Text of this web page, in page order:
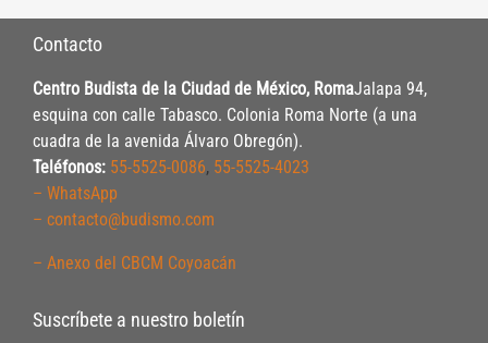
Contacto
Centro Budista de la Ciudad de México, RomaJalapa 94,
esquina con calle Tabasco. Colonia Roma Norte (a una
cuadra de la avenida Álvaro Obregón).
Teléfonos: 55-5525-0086, 55-5525-4023
– WhatsApp
– contacto@budismo.com
– Anexo del CBCM Coyoacán
Suscríbete a nuestro boletín